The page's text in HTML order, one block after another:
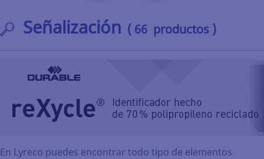
Señalización ( 66 productos )
En Lyreco puedes encontrar todo tipo de elementos